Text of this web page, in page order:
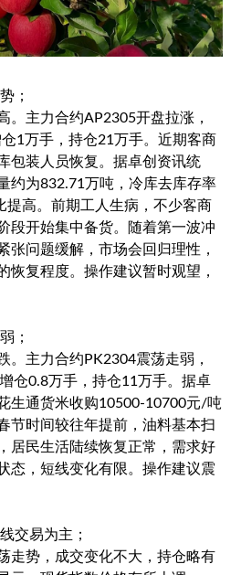
；
。主力合约AP2305开盘拉涨，
1万手，持仓21万手。近期客商
包装人员恢复。据卓创资讯统
约为832.71万吨，冷库去库存率
提高。前期工人生病，不少客商
段开始集中备货。随着第一波冲
张问题缓解，市场会回归理性，
恢复程度。操作建议暂时观望，
；
。主力合约PK2304震荡走弱，
仓0.8万手，持仓11万手。据卓
生通货米收购10500-10700元/吨
节时间较往年提前，油料基本扫
居民生活陆续恢复正常，需求好
态，短线变化有限。操作建议震
交易为主；
走势，成交变化不大，持仓略有